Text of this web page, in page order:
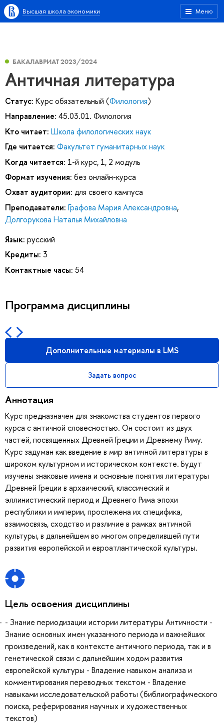
Меню
Высшая школа экономики
БАКАЛАВРИАТ 2023/2024
Античная литература
Статус: Курс обязательный (Филология)
Направление: 45.03.01. Филология
Кто читает: Школа филологических наук
Где читается: Факультет гуманитарных наук
Когда читается: 1-й курс, 1, 2 модуль
Формат изучения: без онлайн-курса
Охват аудитории: для своего кампуса
Преподаватели: Графова Мария Александровна,
Долгорукова Наталья Михайловна
Язык: русский
Кредиты: 3
Контактные часы: 54
Программа дисциплины
Дополнительные материалы в LMS
Задать вопрос
Аннотация
Курс предназначен для знакомства студентов первого
курса с античной словесностью. Он состоит из двух
частей, посвященных Древней Греции и Древнему Риму.
Курс задуман как введение в мир античной литературы в
широком культурном и историческом контексте. Будут
изучены знаковые имена и основные понятия литературы
Древней Греции в архаический, классический и
эллинистический период и Древнего Рима эпохи
республики и империи, прослежена их специфика,
взаимосвязь, сходство и различие в рамках античной
культуры, в дальнейшем во многом определившей пути
развития европейской и евроатлантической культуры.
Цель освоения дисциплины
- Знание периодизации истории литературы Античности -
Знание основных имен указанного периода и важнейших
произведений, как в контексте античного периода, так и в
генетической связи с дальнейшим ходом развития
европейской культуры - Владение навыком анализа и
комментирования переводных текстом - Владение
навыками исследовательской работы (библиографического
поиска, реферирования научных и художественных
текстов)